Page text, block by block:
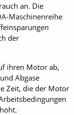
an. Die
Maschinenreihe
der
ihren Motor ab,
Abgase
Zeit, die der Motor